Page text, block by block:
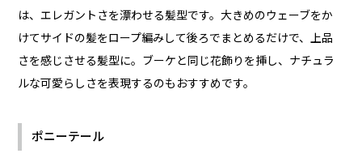
は、エレガントさを漂わせる髪型です。大きめのウェーブをか
けてサイドの髪をロープ編みして後ろでまとめるだけで、上品
さを感じさせる髪型に。ブーケと同じ花飾りを挿し、ナチュラ
ルな可愛らしさを表現するのもおすすめです。
ポニーテール